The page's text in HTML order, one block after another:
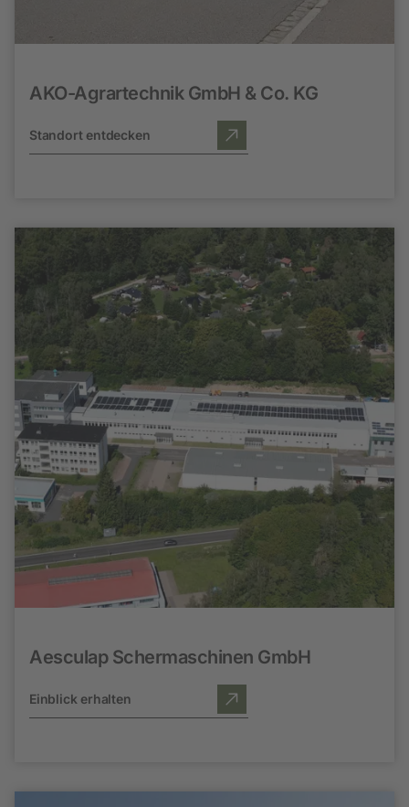
AKO-Agrartechnik GmbH & Co. KG
Standort entdecken
Aesculap Schermaschinen GmbH
Einblick erhalten